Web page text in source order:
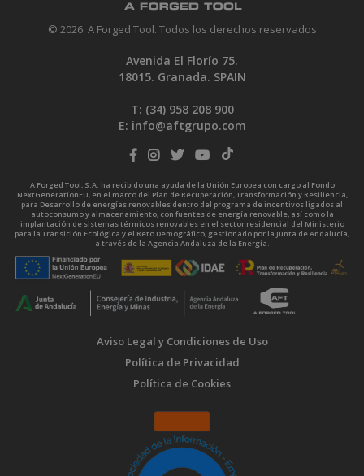
© 2026. A Forged Tool. Todos los derechos reservados
Avenida El Florío 75.
18015. Granada. SPAIN
T: (34) 958 208 900
E: info@aftgrupo.com
A Forged Tool, S.A. ha recibido una ayuda de la Unión Europea con cargo al Fondo
NextGenerationEU, en el marco del Plan de Recuperación, Transformación y Resiliencia,
para Desarrollo de energías renovables dentro del programa de incentivos ligados al
autoconsumo y almacenamiento, con fuentes de energía renovable, así como la
implantación de sistemas térmicos renovables en el sector residencial del Ministerio
para la Transición Ecológica y el Reto Demográfico, gestionado por la Junta de Andalucía,
a través de la Agencia Andaluza de la Energía.
Aviso Legal y Condiciones de Uso
Política de Privacidad
Política de Cookies